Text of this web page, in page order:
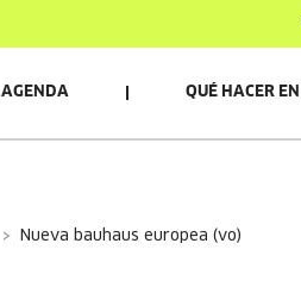
AGENDA QUÉ HACER
nueva bauhaus europea (vo)